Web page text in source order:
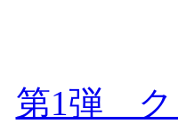
第1弾 ク